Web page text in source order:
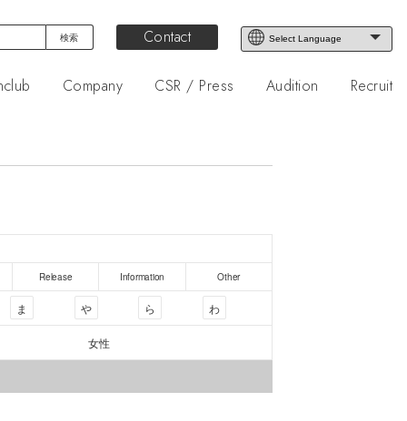
Contact
Company CSR / Press Audition Recruit
Release Information Other
ま や ら わ
女性